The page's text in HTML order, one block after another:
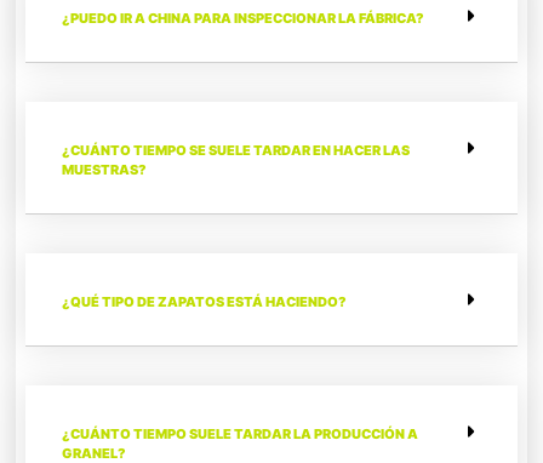
¿PUEDO IR A CHINA PARA INSPECCIONAR LA FÁBRICA?
¿CUÁNTO TIEMPO SE SUELE TARDAR EN HACER LAS
MUESTRAS?
¿QUÉ TIPO DE ZAPATOS ESTÁ HACIENDO?
¿CUÁNTO TIEMPO SUELE TARDAR LA PRODUCCIÓN A
GRANEL?